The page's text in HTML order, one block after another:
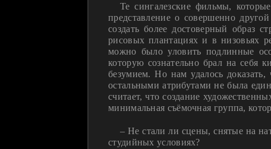
Те сингалезские фильмы,
представление о совершенно
создать более достоверный образ
рисовых плантациях и в низовьях
можно было уловить подлинные
которую сознательно брал на себя
безумием. Но нам удалось
остальными атрибутами не была
считает, что создание
минимальная съёмочная группа,
– Не стали ли сцены, снятые на
студийных условиях?